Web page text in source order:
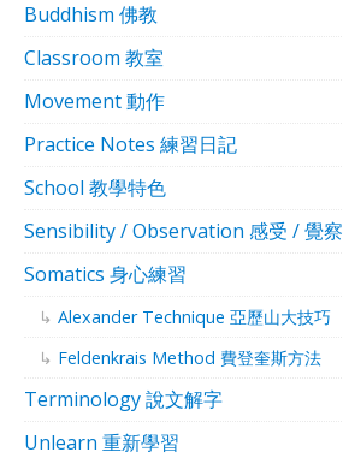
Buddhism 佛教
Classroom 教室
Movement 動作
Practice Notes 練習日記
School 教學特色
Sensibility / Observation 感受 / 覺察
Somatics 身心練習
Alexander Technique 亞歷山大技巧
Feldenkrais Method 費登奎斯方法
Terminology 說文解字
Unlearn 重新學習